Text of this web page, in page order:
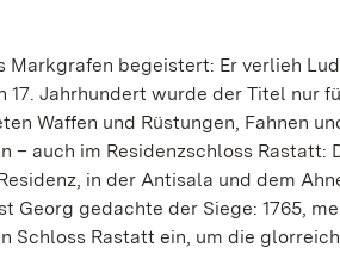
Markgrafen begeistert: Er verlieh
17. Jahrhundert wurde der Titel nur
Waffen und Rüstungen, Fahnen
– auch im Residenzschloss
in der Antisala und dem
Georg gedachte der Siege: 1765,
Schloss Rastatt ein, um die